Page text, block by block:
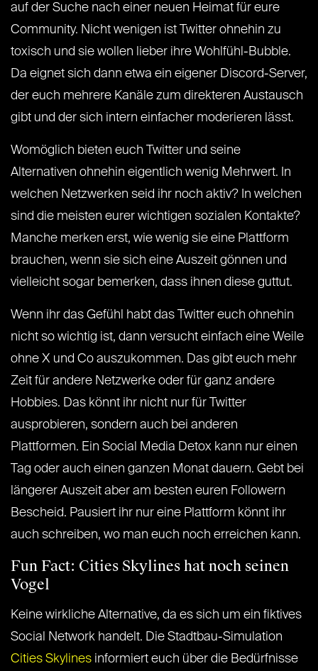
auf der Suche nach einer neuen Heimat für eure
Community. Nicht wenigen ist Twitter ohnehin zu
toxisch und sie wollen lieber ihre Wohlfühl-Bubble.
Da eignet sich dann etwa ein eigener Discord-Server,
der euch mehrere Kanäle zum direkteren Austausch
gibt und der sich intern einfacher moderieren lässt.
Womöglich bieten euch Twitter und seine
Alternativen ohnehin eigentlich wenig Mehrwert. In
welchen Netzwerken seid ihr noch aktiv? In welchen
sind die meisten eurer wichtigen sozialen Kontakte?
Manche merken erst, wie wenig sie eine Plattform
brauchen, wenn sie sich eine Auszeit gönnen und
vielleicht sogar bemerken, dass ihnen diese guttut.
Wenn ihr das Gefühl habt das Twitter euch ohnehin
nicht so wichtig ist, dann versucht einfach eine Weile
ohne X und Co auszukommen. Das gibt euch mehr
Zeit für andere Netzwerke oder für ganz andere
Hobbies. Das könnt ihr nicht nur für Twitter
ausprobieren, sondern auch bei anderen
Plattformen. Ein Social Media Detox kann nur einen
Tag oder auch einen ganzen Monat dauern. Gebt bei
längerer Auszeit aber am besten euren Followern
Bescheid. Pausiert ihr nur eine Plattform könnt ihr
auch schreiben, wo man euch noch erreichen kann.
Fun Fact: Cities Skylines hat noch seinen
Vogel
Keine wirkliche Alternative, da es sich um ein fiktives
Social Network handelt. Die Stadtbau-Simulation
Cities Skylines informiert euch über die Bedürfnisse